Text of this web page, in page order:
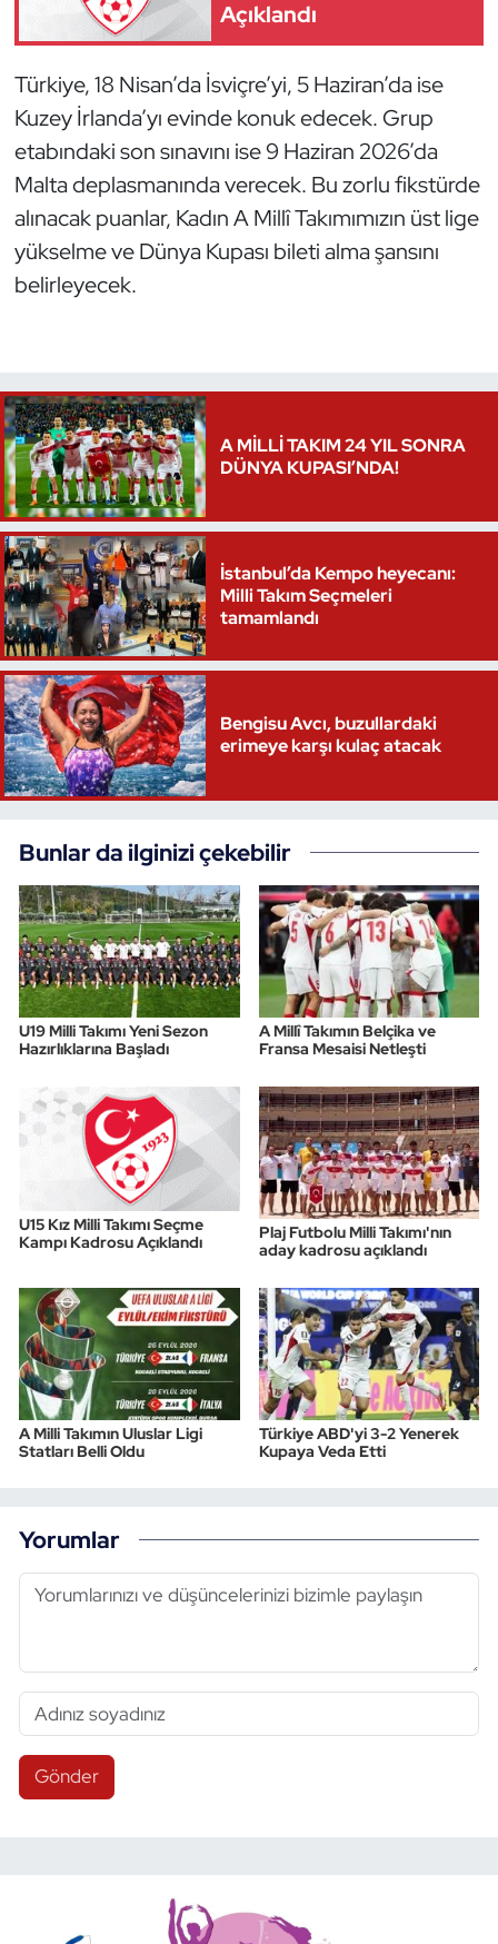
Açıklandı
Türkiye, 18 Nisan’da İsviçre’yi, 5 Haziran’da ise
Kuzey İrlanda’yı evinde konuk edecek. Grup
etabındaki son sınavını ise 9 Haziran 2026’da
Malta deplasmanında verecek. Bu zorlu fikstürde
alınacak puanlar, Kadın A Millî Takımımızın üst lige
yükselme ve Dünya Kupası bileti alma şansını
belirleyecek.
A MİLLİ TAKIM 24 YIL SONRA
DÜNYA KUPASI’NDA!
İstanbul’da Kempo heyecanı:
Milli Takım Seçmeleri
tamamlandı
Bengisu Avcı, buzullardaki
erimeye karşı kulaç atacak
Bunlar da ilginizi çekebilir
U19 Milli Takımı Yeni Sezon
Hazırlıklarına Başladı
A Millî Takımın Belçika ve
Fransa Mesaisi Netleşti
U15 Kız Milli Takımı Seçme
Kampı Kadrosu Açıklandı
Plaj Futbolu Milli Takımı'nın
aday kadrosu açıklandı
A Milli Takımın Uluslar Ligi
Statları Belli Oldu
Türkiye ABD'yi 3-2 Yenerek
Kupaya Veda Etti
Yorumlar
Gönder
Triatlon
Voleybol
Vücut Geliştirme Fitness
Wushu Kungfu
Yelken